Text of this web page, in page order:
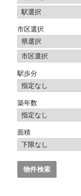
市区選択
駅歩分
築年数
面積